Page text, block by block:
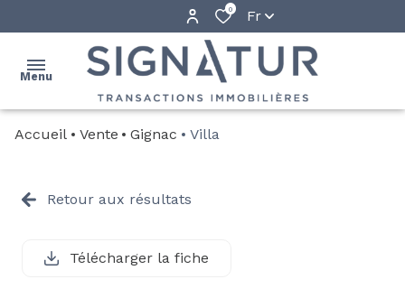
0 Fr
Menu
NOS
BIENS
PROGRAMMES
Accueil Vente Gignac Villa
Retour aux résultats
Télécharger la fiche